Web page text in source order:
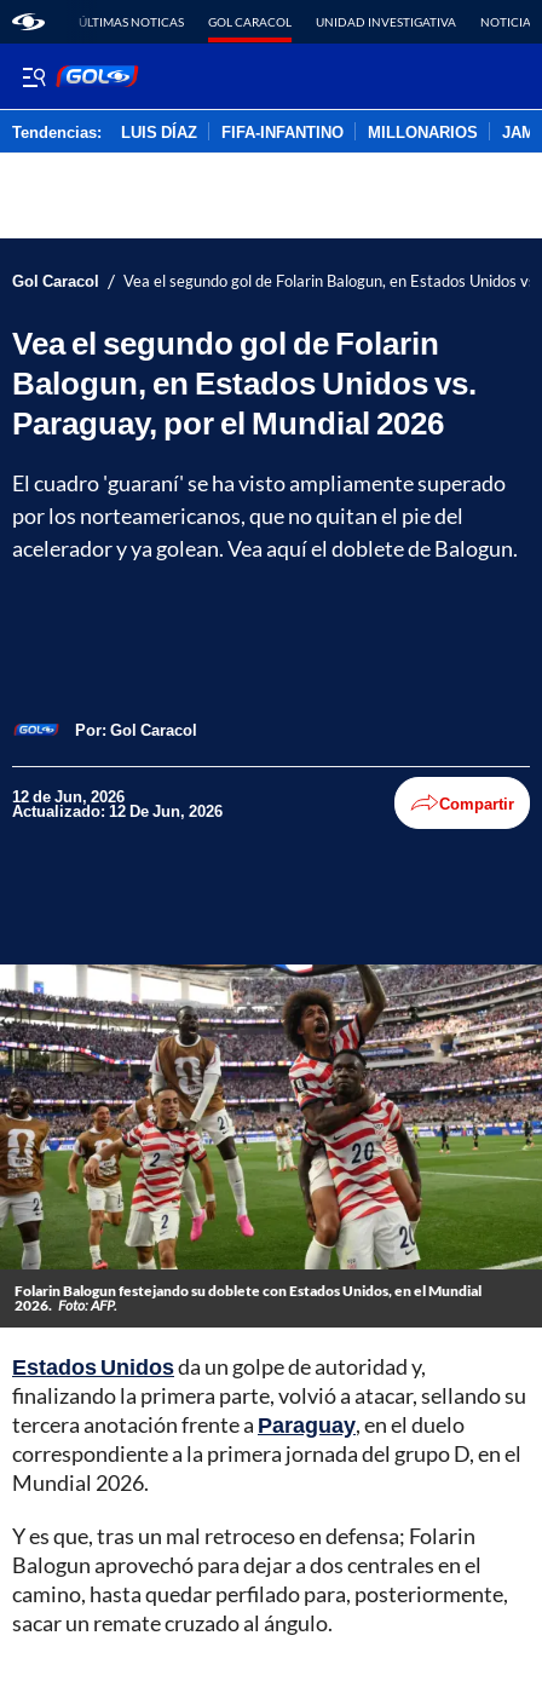
ÚLTIMAS NOTICAS GOL CARACOL UNIDAD INVESTIGATIVA NOTICIAS
Tendencias: LUIS DÍAZ FIFA-INFANTINO MILLONARIOS
Gol Caracol / Vea el segundo gol de Folarin Balogun, en Estados Unidos
Vea el segundo gol de Folarin
Balogun, en Estados Unidos vs.
Paraguay, por el Mundial 2026
El cuadro 'guaraní' se ha visto ampliamente superado
por los norteamericanos, que no quitan el pie del
acelerador y ya golean. Vea aquí el doblete de Balogun.
Por: Gol Caracol
12 de Jun, 2026
Actualizado: 12 De Jun, 2026 Compartir
Folarin Balogun festejando su doblete con Estados Unidos, en el Mundial
2026. Foto: AFP.
Estados Unidosda un golpe de autoridad y,
finalizando la primera parte, volvió a atacar, sellando su
tercera anotación frente a Paraguay, en el duelo
correspondiente a la primera jornada del grupo D, en el
Mundial 2026.
Y es que, tras un mal retroceso en defensa; Folarin
Balogun aprovechó para dejar a dos centrales en el
camino, hasta quedar perfilado para, posteriormente,
sacar un remate cruzado al ángulo.